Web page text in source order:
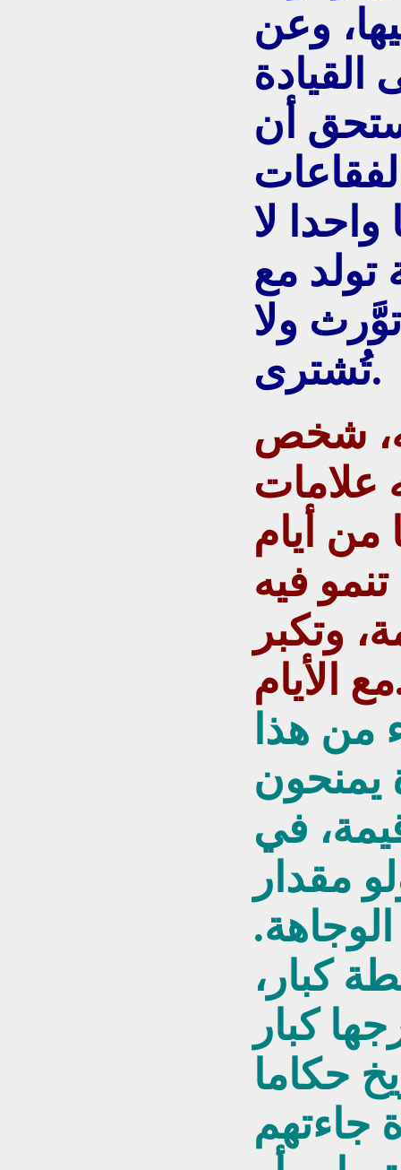
وعن
أن
واحدا لا
تولد مع
ولا
تُشترى.
شخص
علامات
من أيام
فيه
وتكبر
من هذا
يمنحون
في
مقدار
كبار،
حكاما